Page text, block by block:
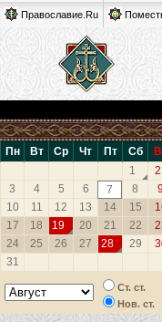
Православие.Ru
Пн Вт Ср Чт Пт Сб
1
2
3
4 5 6 7 8
9
10
11 12 13 14 15
17
18 19 20 21 22
24
25 26 27 28 29
31
Ст. ст.
Нов. ст.